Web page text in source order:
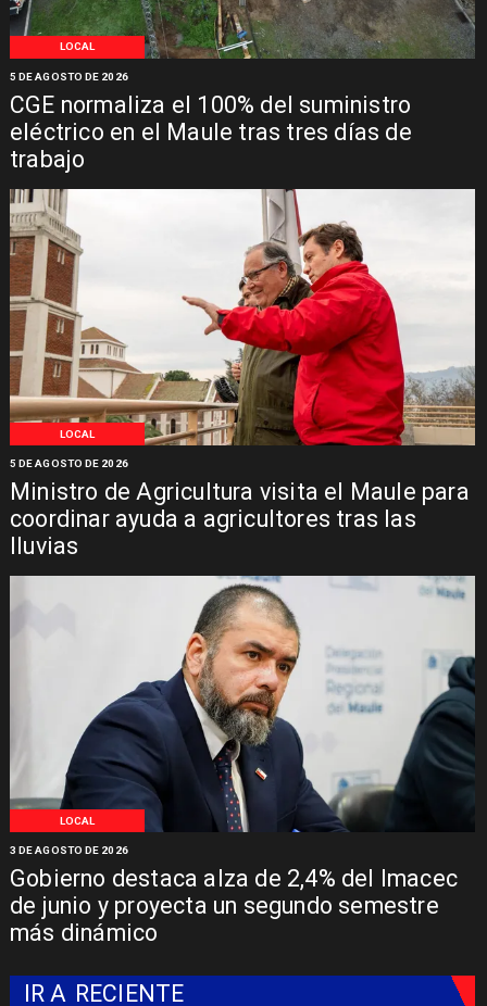
LOCAL
CGE normaliza el 100% del suministro
eléctrico en el Maule tras tres días de
trabajo
5 DE AGOSTO DE 2026
LOCAL
Ministro de Agricultura visita el Maule para
coordinar ayuda a agricultores tras las
lluvias
5 DE AGOSTO DE 2026
LOCAL
Gobierno destaca alza de 2,4% del Imacec
de junio y proyecta un segundo semestre
más dinámico
3 DE AGOSTO DE 2026
IR A RECIENTE